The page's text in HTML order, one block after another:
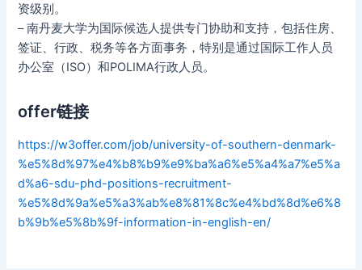
资级别。
– 南丹麦大学为国际候选人提供专门协助和支持，包括住房、
签证、行政、税务等各方面事务，特别是通过国际工作人员
办公室（ISO）和POLIMA行政人员。
offer链接
https://w3offer.com/job/university-of-southern-denmark-
%e5%8d%97%e4%b8%b9%e9%ba%a6%e5%a4%a7%e5%a
d%a6-sdu-phd-positions-recruitment-
%e5%8d%9a%e5%a3%ab%e8%81%8c%e4%bd%8d%e6%8
b%9b%e5%8b%9f-information-in-english-en/